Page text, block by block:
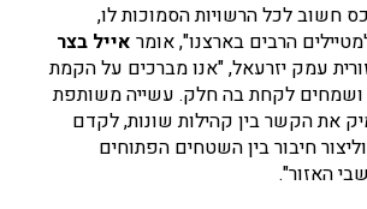
חשוב לכל הרשויות הסמוכות לו,
הרבים בארצנו", אומר אייל בצר
עמק יזרעאל, "אנו מברכים על הקמת
ושמחים לקחת בה חלק. עשייה משותפת
את הקשר בין קהילות שונות, לקדם
חיבור בין השטחים הפתוחים
האזור".